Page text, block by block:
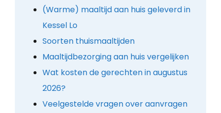
(Warme) maaltijd aan huis geleverd in
Kessel Lo
Soorten thuismaaltijden
Maaltijdbezorging aan huis vergelijken
Wat kosten de gerechten in augustus
2026?
Veelgestelde vragen over aanvragen